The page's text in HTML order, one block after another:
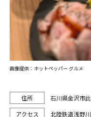
石川県金沢市
北陸鉄道浅野
画像提供：ホットペッパー グルメ